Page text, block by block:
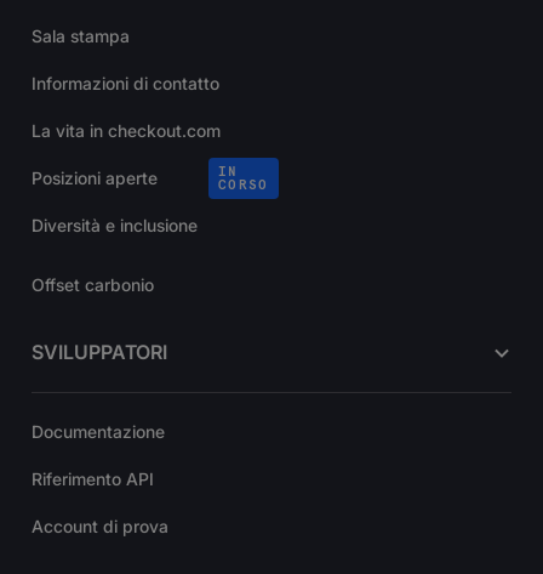
Sala stampa
Informazioni di contatto
La vita in checkout.com
Posizioni aperte
IN
CORSO
Diversità e inclusione
Offset carbonio
SVILUPPATORI
Documentazione
Riferimento API
Account di prova